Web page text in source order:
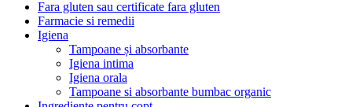
Fara gluten sau certificate fara gluten
Farmacie si remedii
Igiena
Tampoane și absorbante
Igiena intima
Igiena orala
Tampoane si absorbante bumbac organic